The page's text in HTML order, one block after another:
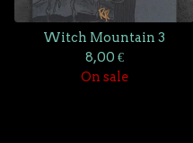
Witch Mountain 3
8,00 €
On sale